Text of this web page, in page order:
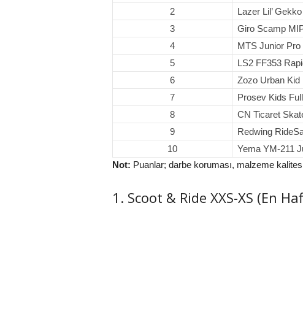
2
Lazer Lil’ Gekko
3
Giro Scamp
4
MTS Junior Pro
5
LS2 FF353
6
Zozo Urban Kid
7
Prosev Kids
8
CN Ticaret
9
Redwing
10
Yema YM-211
Not: Puanlar; darbe koruması, malzeme
1. Scoot & Ride XXS-XS (En